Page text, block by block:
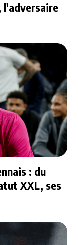
l'adversaire
: du
XXL, ses